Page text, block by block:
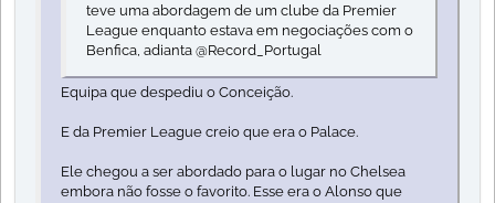
teve uma abordagem de um clube da Premier
League enquanto estava em negociações com o
Benfica, adianta @Record_Portugal
Equipa que despediu o Conceição.
E da Premier League creio que era o Palace.
Ele chegou a ser abordado para o lugar no Chelsea
embora não fosse o favorito. Esse era o Alonso que